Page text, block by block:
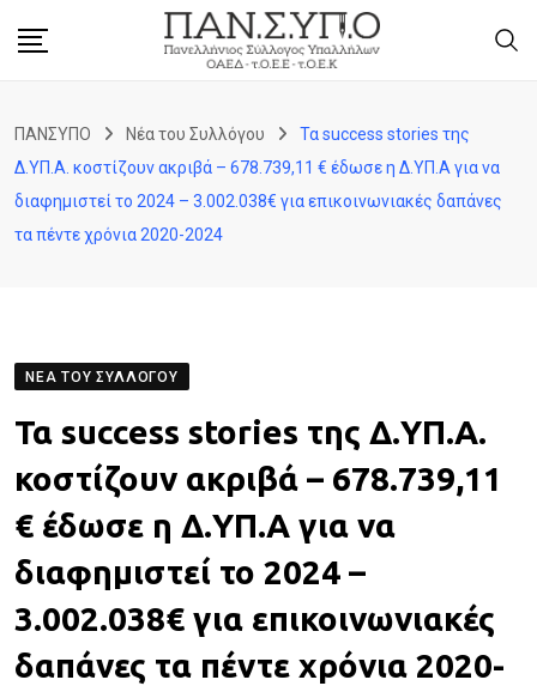
ΠΑΝΣΥΠΟ Νέα του Συλλόγου
Τα success stories της
Δ.ΥΠ.Α. κοστίζουν ακριβά – 678.739,11 € έδωσε η Δ.ΥΠ.Α για να
διαφημιστεί το 2024 – 3.002.038€ για επικοινωνιακές δαπάνες
τα πέντε χρόνια 2020-2024
ΝΈΑ ΤΟΥ ΣΥΛΛΌΓΟΥ
Τα success stories της Δ.ΥΠ.Α.
κοστίζουν ακριβά – 678.739,11
€ έδωσε η Δ.ΥΠ.Α για να
διαφημιστεί το 2024 –
3.002.038€ για επικοινωνιακές
δαπάνες τα πέντε χρόνια 2020-